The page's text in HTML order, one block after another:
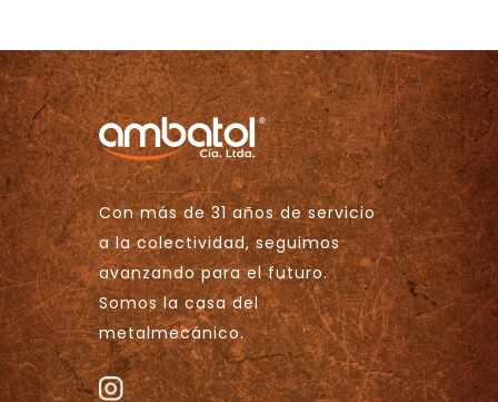
Con más de 31 años de servicio
a la colectividad, seguimos
avanzando para el futuro.
Somos la casa del
metalmecánico.